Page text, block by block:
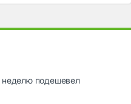
неделю подешевел